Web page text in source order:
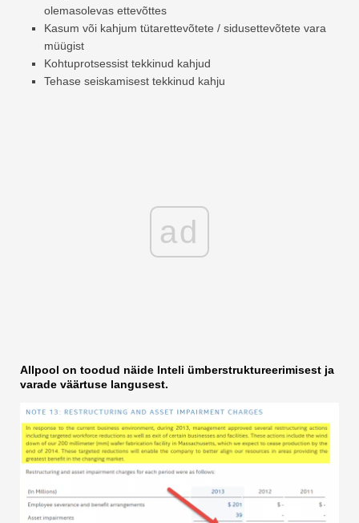
olemasolevas ettevõttes
Kasum või kahjum tütarettevõtete / sidusettevõtete vara
müügist
Kohtuprotsessist tekkinud kahjud
Tehase seiskamisest tekkinud kahju
ad
Allpool on toodud näide Inteli ümberstruktureerimisest ja
varade väärtuse langusest.